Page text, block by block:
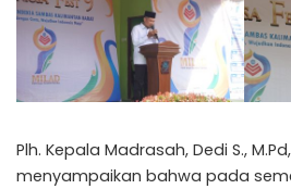
Plh. Kepala Madrasah, Dedi S.,
menyampaikan bahwa pada